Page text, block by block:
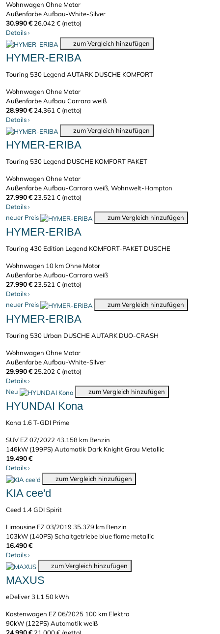
Wohnwagen Ohne Motor
Außenfarbe Aufbau-White-Silver
30.990 € 26.042 € (netto)
Details›
zum Vergleich hinzufügen
HYMER-ERIBA
Touring 530 Legend AUTARK DUSCHE KOMFORT
Wohnwagen Ohne Motor
Außenfarbe Aufbau Carrara weiß
28.990 € 24.361 € (netto)
Details›
zum Vergleich hinzufügen
HYMER-ERIBA
Touring 530 Legend DUSCHE KOMFORT PAKET
Wohnwagen Ohne Motor
Außenfarbe Aufbau-Carrara weiß, Wohnwelt-Hampton
27.990 € 23.521 € (netto)
Details›
neuer Preis
zum Vergleich hinzufügen
HYMER-ERIBA
Touring 430 Edition Legend KOMFORT-PAKET DUSCHE
Wohnwagen 10 kmOhne Motor
Außenfarbe Aufbau-Carrara weiß
27.990 € 23.521 € (netto)
Details›
neuer Preis
zum Vergleich hinzufügen
HYMER-ERIBA
Touring 530 Urban DUSCHE AUTARK DUO-CRASH
Wohnwagen Ohne Motor
Außenfarbe Aufbau-White-Silver
29.990 € 25.202 € (netto)
Details›
Neu
zum Vergleich hinzufügen
HYUNDAI Kona
Kona 1.6 T-GDI Prime
SUV EZ 07/202243.158 km Benzin
146kW (199PS) Automatik Dark Knight Grau Metallic
19.490 €
Details›
zum Vergleich hinzufügen
KIA cee'd
Ceed 1.4 GDI Spirit
Limousine EZ 03/2019 35.379 km Benzin
103kW (140PS) Schaltgetriebe blue flame metallic
16.490 €
Details›
zum Vergleich hinzufügen
MAXUS
eDeliver 3 L1 50 kWh
Kastenwagen EZ 06/2025 100 km Elektro
90kW (122PS) Automatikweiß